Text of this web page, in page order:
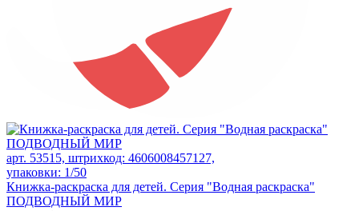
арт. 53515, штрихкод: 4606008457127,
упаковки: 1/50
Книжка-раскраска для детей. Серия "Водная раскраска"
ПОДВОДНЫЙ МИР